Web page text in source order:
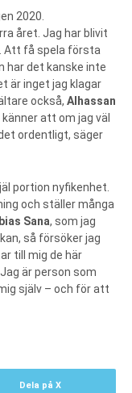
2020.
året. Jag har blivit
Att få spela första
har det kanske inte
är inget jag klagar
också, Alhassan
känner att om jag väl
ordentligt, säger
portion nyfikenhet.
och ställer många
Sana, som jag
så försöker jag
till mig de här
är person som
själv – och för att
Dela på X